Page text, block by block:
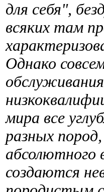
для себя",
всяких там
Однако
мира все
разных
абсолютного
создаются